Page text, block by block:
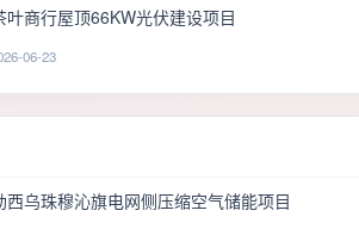
叶商行屋顶66KW光伏建设项目
06-23
西乌珠穆沁旗电网侧压缩空气储能项目